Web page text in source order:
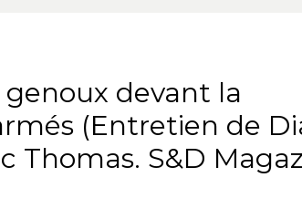
devant la
(Entretien de
Thomas. S&D